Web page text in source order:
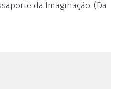
da Imaginação. (Da